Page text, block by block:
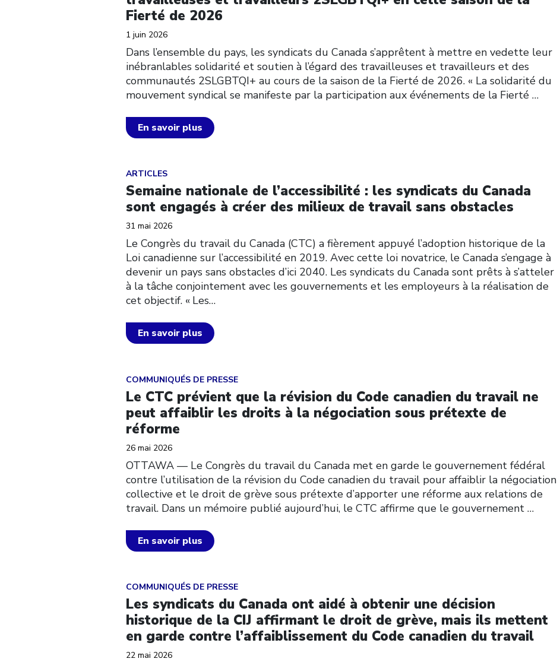
Fierté de 2026
1 juin 2026
Dans l’ensemble du pays, les syndicats du Canada s’apprêtent à mettre en vedette leur
inébranlables solidarité et soutien à l’égard des travailleuses et travailleurs et des
communautés 2SLGBTQI+ au cours de la saison de la Fierté de 2026. « La solidarité du
mouvement syndical se manifeste par la participation aux événements de la Fierté …
En savoir plus
ARTICLES
Semaine nationale de l’accessibilité : les syndicats du Canada
sont engagés à créer des milieux de travail sans obstacles
31 mai 2026
Le Congrès du travail du Canada (CTC) a fièrement appuyé l’adoption historique de la
Loi canadienne sur l’accessibilité en 2019. Avec cette loi novatrice, le Canada s’engage à
devenir un pays sans obstacles d’ici 2040. Les syndicats du Canada sont prêts à s’atteler
à la tâche conjointement avec les gouvernements et les employeurs à la réalisation de
cet objectif. « Les…
En savoir plus
Click to open the link
COMMUNIQUÉS DE PRESSE
Le CTC prévient que la révision du Code canadien du travail ne
peut affaiblir les droits à la négociation sous prétexte de
réforme
26 mai 2026
OTTAWA –– Le Congrès du travail du Canada met en garde le gouvernement fédéral
contre l’utilisation de la révision du Code canadien du travail pour affaiblir la négociation
collective et le droit de grève sous prétexte d’apporter une réforme aux relations de
travail. Dans un mémoire publié aujourd’hui, le CTC affirme que le gouvernement …
En savoir plus
Click to open the link
COMMUNIQUÉS DE PRESSE
Les syndicats du Canada ont aidé à obtenir une décision
historique de la CIJ affirmant le droit de grève, mais ils mettent
en garde contre l’affaiblissement du Code canadien du travail
22 mai 2026
Click to open the link